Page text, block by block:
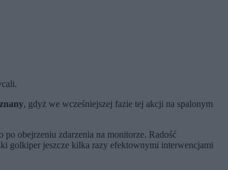
, gdyż we wcześniejszej fazie tej akcji na spalonym
obejrzeniu zdarzenia na monitorze. Radość
golkiper jeszcze kilka razy efektownymi interwencjami